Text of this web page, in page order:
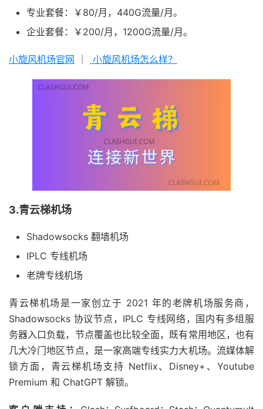
专业套餐：￥80/月，440G流量/月。
企业套餐：￥200/月，1200G流量/月。
小旋风机场官网 小旋风机场怎么样？
3.青云梯机场
Shadowsocks 翻墙机场
IPLC 专线机场
老牌专线机场
青云梯机场是一家创立于 2021 年的老牌机场服务商，
Shadowsocks 协议节点，IPLC 专线网络，国内有多组服
务器入口负载，节点覆盖也比较全面，既有常用地区，也有
几大冷门地区节点，是一家高端专线实力大机场。流媒体解
锁方面，青云梯机场支持 Netflix、Disney+、Youtube
Premium 和 ChatGPT 解锁。